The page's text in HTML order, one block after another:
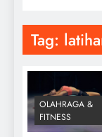
Tag:
OLAHRAGA &
FITNESS